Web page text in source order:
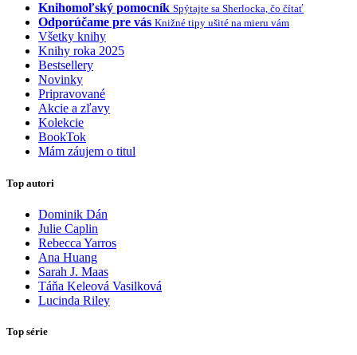
Knihomoľský pomocník Spýtajte sa Sherlocka, čo čítať
Odporúčame pre vás Knižné tipy ušité na mieru vám
Všetky knihy
Knihy roka 2025
Bestsellery
Novinky
Pripravované
Akcie a zľavy
Kolekcie
BookTok
Mám záujem o titul
Top autori
Dominik Dán
Julie Caplin
Rebecca Yarros
Ana Huang
Sarah J. Maas
Táňa Keleová Vasilková
Lucinda Riley
Top série